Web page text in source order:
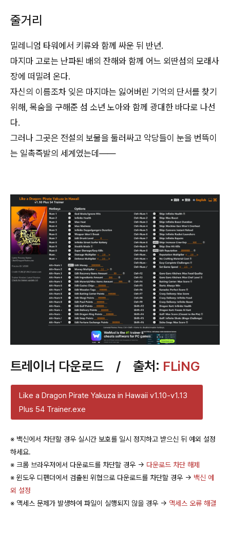
줄거리
밀레니엄 타워에서 키류와 함께 싸운 뒤 반년.
마지마 고로는 난파된 배의 잔해와 함께 어느 외딴섬의 모래사
장에 떠밀려 온다.
자신의 이름조차 잊은 마지마는 잃어버린 기억의 단서를 찾기
위해, 목숨을 구해준 섬 소년 노아와 함께 광대한 바다로 나선
다.
그러나 그곳은 전설의 보물을 둘러싸고 악당들이 눈을 번뜩이
는 일촉즉발의 세계였는데――
트레이너 다운로드 / 출처: FLiNG
Like a Dragon Pirate Yakuza in Hawaii v1.10-v1.13
Plus 54 Trainer.exe
※ 백신에서 차단할 경우 실시간 보호를 일시 정지하고 받으신 뒤 예외 설정
하세요.
※ 크롬 브라우저에서 다운로드를 차단할 경우 → 다운로드 차단 해제
※ 윈도우 디펜더에서 검출된 위협으로 다운로드를 차단할 경우 → 백신 예
외 설정
※ 액세스 문제가 발생하여 파일이 실행되지 않을 경우 → 액세스 오류 해결